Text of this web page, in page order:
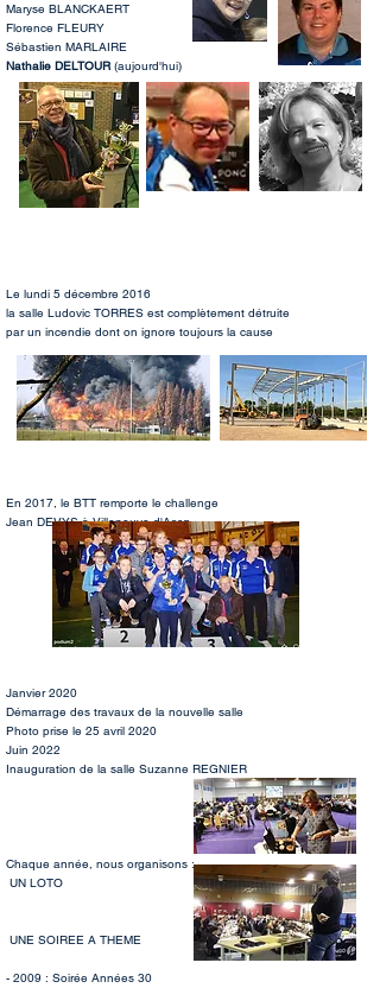
Maryse BLANCKAERT
Florence FLEURY
Sébastien MARLAIRE
Nathalie DELTOUR(aujourd'hui)
Le lundi 5 décembre 2016
la salle Ludovic TORRES est complètement détruite
par un incendie dont on ignore toujours la cause
En 2017, le BTT remporte le challenge
Jean DEVYS à Villeneuve d'Ascq
Janvier 2020
Démarrage des travaux de la nouvelle salle
Photo prise le 25 avril 2020
Juin 2022
Inauguration de la salle Suzanne REGNIER
Chaque année, nous organisons :
UN LOTO
UNE SOIREE A THEME
- 2009 : Soirée Années 30